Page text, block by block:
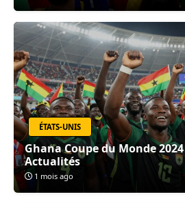
ÉTATS-UNIS
Ghana Coupe du Monde
Actualités
1 mois ago